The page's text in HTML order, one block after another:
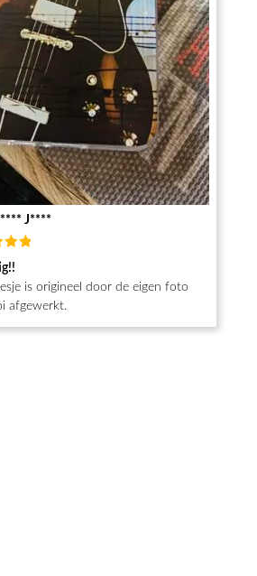
J****
5
is origineel door de eigen foto
afgewerkt.